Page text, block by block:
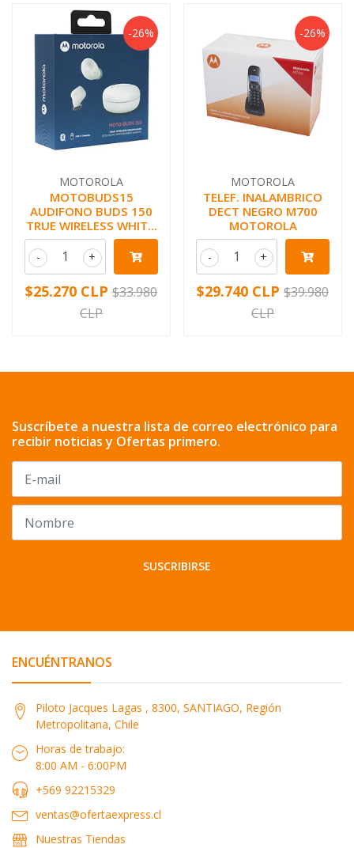
-26%
MOTOROLA
MOTOBUDS15
AUDIFONO BUDS 150
TRUE WIRELESS WHIT...
+
-
$25.270 CLP $33.980
CLP
-26%
MOTOROLA
TELEF. INALAMBRICO
DECT NEGRO M700
MOTOROLA
+
-
$29.740 CLP $39.980
CLP
Suscríbete a nuestra lista de correo electrónico para
recibir noticias y Ofertas primero.
SUSCRIBIRSE
ENCUÉNTRANOS
Piloto Jacques Lagas , 8300, SANTIAGO, Región
Metropolitana, Chile
Horas de trabajo:
8:00 AM - 6:00PM
+569 92215329
ventas@ofertaexpress.cl
Nuestras Tiendas